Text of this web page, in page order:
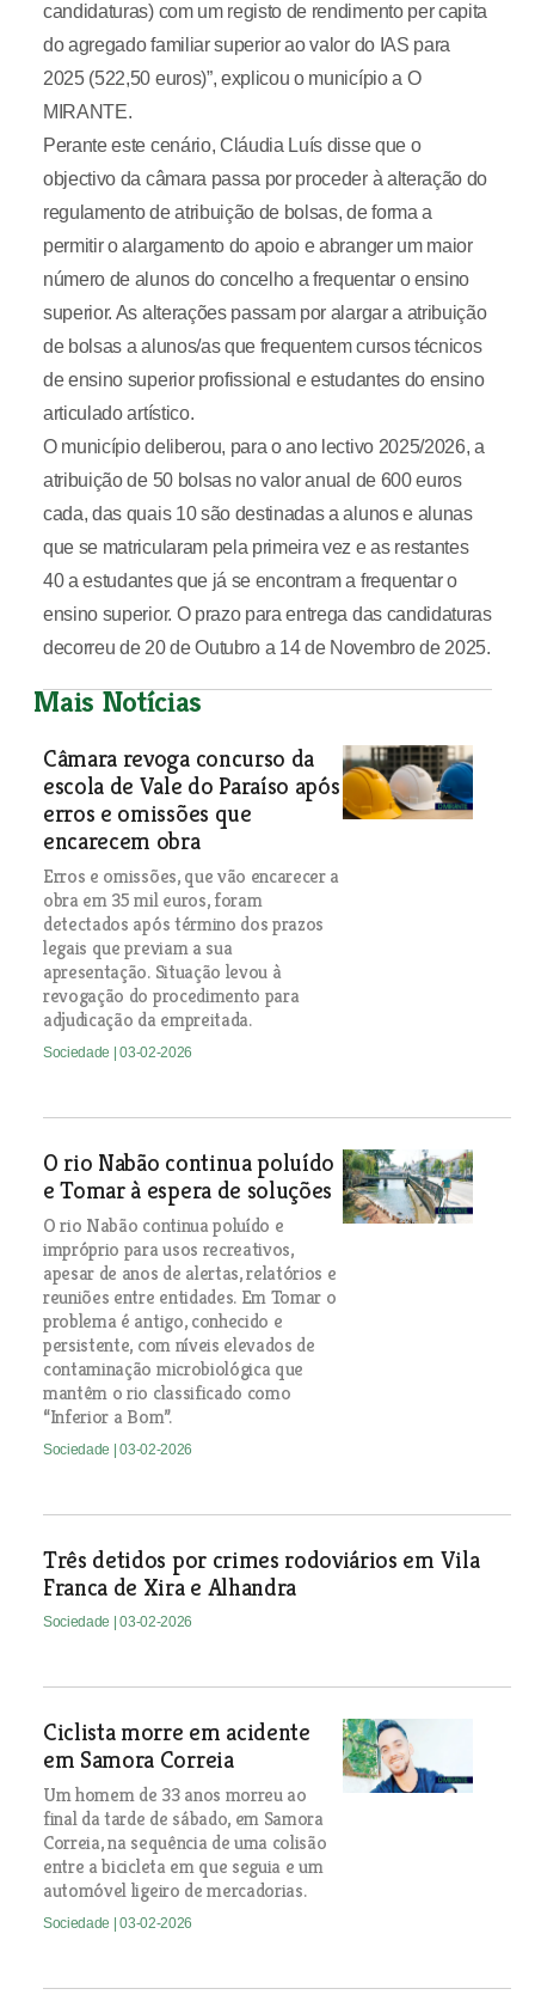
candidaturas) com um registo de rendimento per capita
do agregado familiar superior ao valor do IAS para
2025 (522,50 euros)”, explicou o município a O
MIRANTE.
Perante este cenário, Cláudia Luís disse que o
objectivo da câmara passa por proceder à alteração do
regulamento de atribuição de bolsas, de forma a
permitir o alargamento do apoio e abranger um maior
número de alunos do concelho a frequentar o ensino
superior. As alterações passam por alargar a atribuição
de bolsas a alunos/as que frequentem cursos técnicos
de ensino superior profissional e estudantes do ensino
articulado artístico.
O município deliberou, para o ano lectivo 2025/2026, a
atribuição de 50 bolsas no valor anual de 600 euros
cada, das quais 10 são destinadas a alunos e alunas
que se matricularam pela primeira vez e as restantes
40 a estudantes que já se encontram a frequentar o
ensino superior. O prazo para entrega das candidaturas
decorreu de 20 de Outubro a 14 de Novembro de 2025.
Mais Notícias
Câmara revoga concurso da
escola de Vale do Paraíso após
erros e omissões que
encarecem obra
Erros e omissões, que vão encarecer a
obra em 35 mil euros, foram
detectados após término dos prazos
legais que previam a sua
apresentação. Situação levou à
revogação do procedimento para
adjudicação da empreitada.
Sociedade | 03-02-2026
O rio Nabão continua poluído
e Tomar à espera de soluções
O rio Nabão continua poluído e
impróprio para usos recreativos,
apesar de anos de alertas, relatórios e
reuniões entre entidades. Em Tomar o
problema é antigo, conhecido e
persistente, com níveis elevados de
contaminação microbiológica que
mantêm o rio classificado como
“Inferior a Bom”.
Sociedade | 03-02-2026
Três detidos por crimes rodoviários em Vila
Franca de Xira e Alhandra
Sociedade | 03-02-2026
Ciclista morre em acidente
em Samora Correia
Um homem de 33 anos morreu ao
final da tarde de sábado, em Samora
Correia, na sequência de uma colisão
entre a bicicleta em que seguia e um
automóvel ligeiro de mercadorias.
Sociedade | 03-02-2026